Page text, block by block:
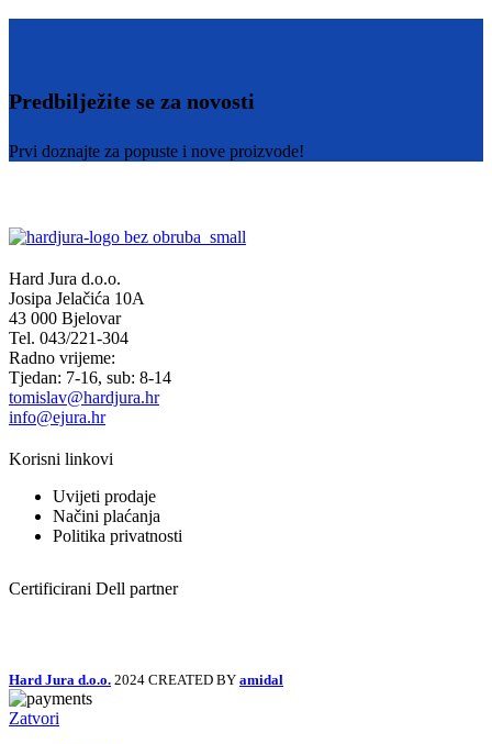
Predbilježite se za novosti
Prvi doznajte za popuste i nove proizvode!
Hard Jura d.o.o.
Josipa Jelačića 10A
43 000 Bjelovar
Tel. 043/221-304
Radno vrijeme:
Tjedan: 7-16, sub: 8-14
tomislav@hardjura.hr
info@ejura.hr
Korisni linkovi
Uvijeti prodaje
Načini plaćanja
Politika privatnosti
Certificirani Dell partner
Hard Jura d.o.o. 2024 CREATED BY amidal
Zatvori